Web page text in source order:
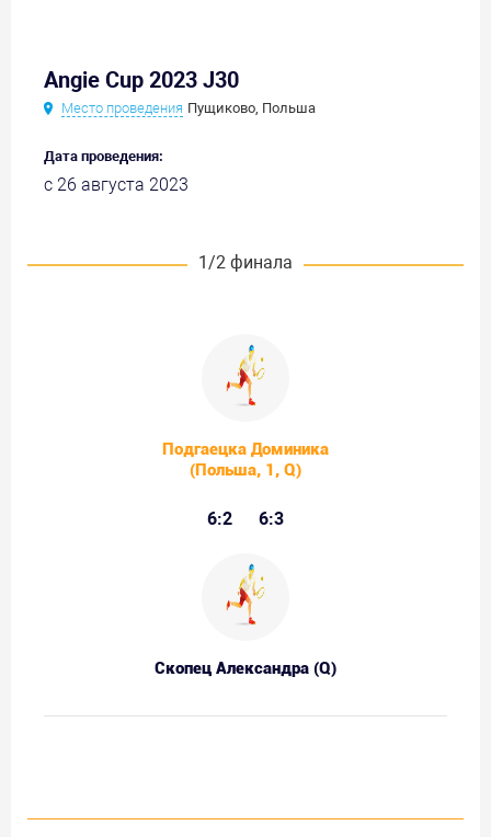
Angie Cup 2023 J30
Место проведения Пущиково, Польша
Дата проведения:
с 26 августа 2023
1/2 финала
Подгаецка Доминика
(Польша, 1, Q)
6:2 6:3
Скопец Александра (Q)